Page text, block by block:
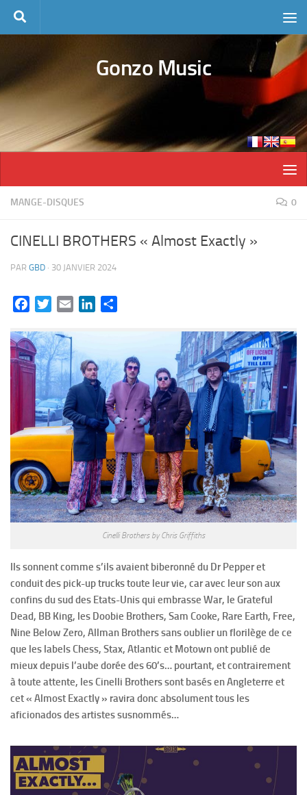
Skip to content
Gonzo Music
MANGE-DISQUES 0
CINELLI BROTHERS « Almost Exactly »
PAR GBD · 30 JANVIER 2024
FacebookTwitterEmail LinkedIn
Cinelli Brothers by Chris Griffiths
Ils sonnent comme s’ils avaient biberonné du Dr Pepper et
conduit des pick-up trucks toute leur vie, car avec leur son aux
confins du sud des Etats-Unis qui embrasse War, le Grateful
Dead, BB King, les Doobie Brothers, Sam Cooke, Rare Earth, Free,
Nine Below Zero, Allman Brothers sans oublier un florilège de ce
que les labels Chess, Stax, Atlantic et Motown ont publié de
mieux depuis l’aube dorée des 60’s… pourtant, et contrairement
à toute attente, les Cinelli Brothers sont basés en Angleterre et
cet « Almost Exactly » ravira donc absolument tous les
aficionados des artistes susnommés…